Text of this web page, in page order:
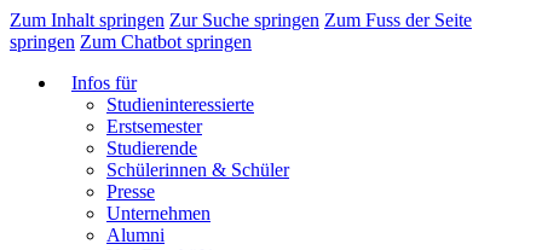
Zum Inhalt springen Zur Suche springen Zum Fuss der Seite
springen Zum Chatbot springen
Infos für
Studieninteressierte
Erstsemester
Studierende
Schülerinnen & Schüler
Presse
Unternehmen
Alumni